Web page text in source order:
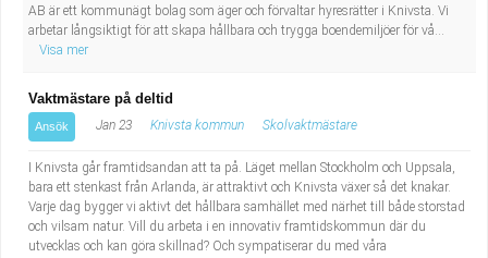
Installation, drift, underhåll
Kultur, media, design
Militärt arbete
Naturbruk
Tandsköterska
Tidningsbud/Tidningsdistributör
Lärare i fritidshem/Fritidspedagog
Taxiförare/Taxichaufför
AB är ett kommunägt bolag som äger och förvaltar hyresrätter i Knivsta. Vi
arbetar långsiktigt för att skapa hållbara och trygga boendemiljöer för vå...
Visa mer
Vaktmästare på deltid
Ansök Jan 23 Knivsta kommun Skolvaktmästare
I Knivsta går framtidsandan att ta på. Läget mellan Stockholm och Uppsala,
bara ett stenkast från Arlanda, är attraktivt och Knivsta växer så det knakar.
Varje dag bygger vi aktivt det hållbara samhället med närhet till både storstad
och vilsam natur. Vill du arbeta i en innovativ framtidskommun där du
utvecklas och kan göra skillnad? Och sympatiserar du med våra